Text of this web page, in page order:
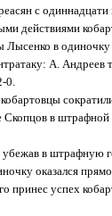
с одиннадцати
действиями
в одиночку
А.
0.
в
в штрафную
оказался
принес успех